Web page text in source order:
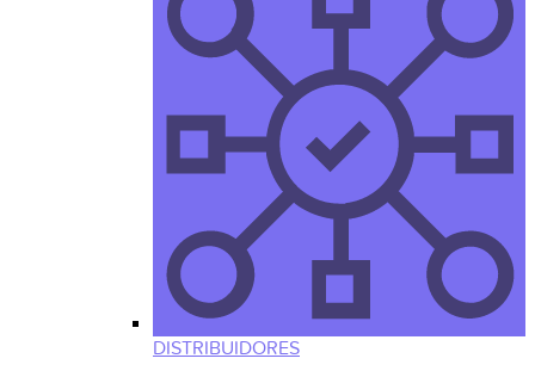
DISTRIBUIDORES